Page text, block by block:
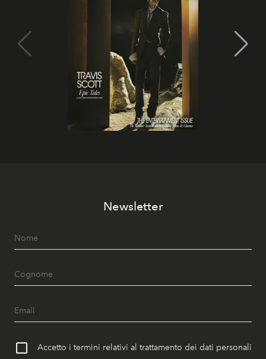
Newsletter
Accetto i termini relativi al trattamento dei dati personali